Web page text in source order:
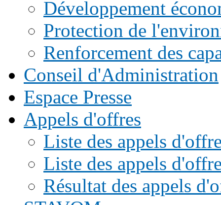
Développement
Protection de
Renforcement des
Conseil d'Administration
Espace Presse
Appels d'offres
Liste des appels
Liste des appels
Résultat des appels